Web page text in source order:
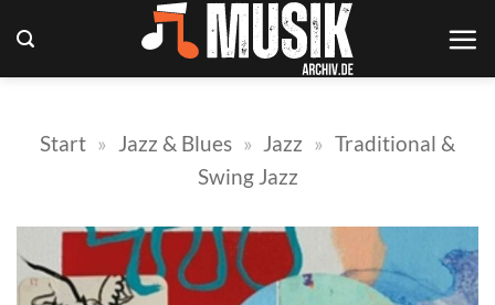
Inhalt
springen
Start » Jazz & Blues » Jazz » Traditional &
Swing Jazz